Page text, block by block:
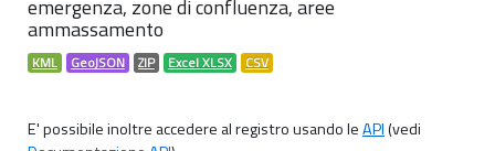
emergenza, zone di confluenza, aree
ammassamento
KML GeoJSON ZIP Excel XLSX CSV
E' possibile inoltre accedere al registro usando leAPI(vedi